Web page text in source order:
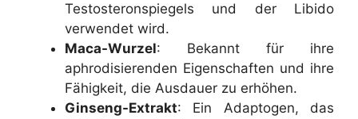
Testosteronspiegels und der Libido
verwendet wird.
Maca-Wurzel: Bekannt für ihre
aphrodisierenden Eigenschaften und ihre
Fähigkeit, die Ausdauer zu erhöhen.
Ginseng-Extrakt: Ein Adaptogen, das